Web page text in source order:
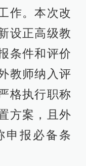
作。本次改
设正高级教
条件和评价
教师纳入评
格执行职称
方案，且外
申报必备条